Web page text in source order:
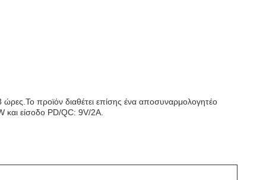
προϊόν διαθέτει επίσης ένα αποσυναρμολογητέο
και είσοδο PD/QC: 9V/2A.